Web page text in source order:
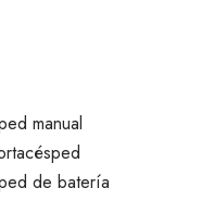
manual
de batería